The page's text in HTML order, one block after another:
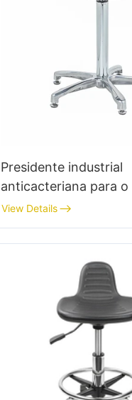
Presidente industrial
anticacteriana para
Line WorkStation
OEM personalizado
View Details